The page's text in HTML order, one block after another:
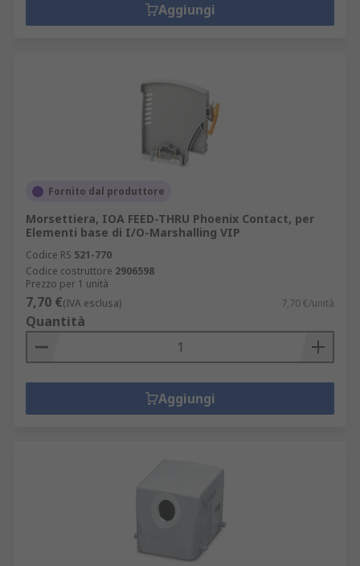
Aggiungi
Fornito dal produttore
Morsettiera, IOA FEED-THRU Phoenix Contact, per
Elementi base di I/O-Marshalling VIP
Codice RS 521-770
Codice costruttore 2906598
Prezzo per 1 unità
7,70 €(IVA esclusa) 7,70 €/unità
Quantità
Aggiungi